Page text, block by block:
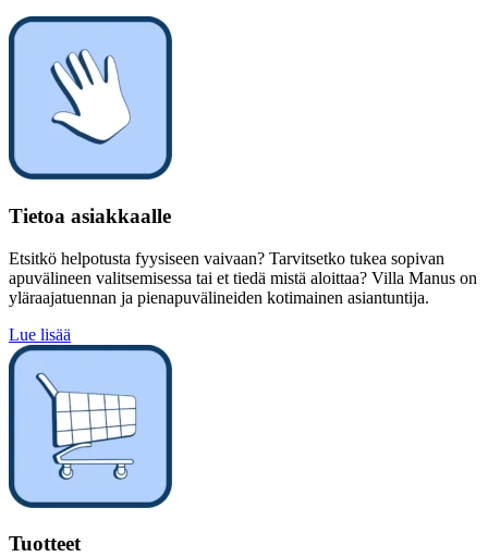
Tietoa asiakkaalle
Etsitkö helpotusta fyysiseen vaivaan? Tarvitsetko tukea sopivan
apuvälineen valitsemisessa tai et tiedä mistä aloittaa? Villa Manus on
yläraajatuennan ja pienapuvälineiden kotimainen asiantuntija.
Lue lisää
Tuotteet